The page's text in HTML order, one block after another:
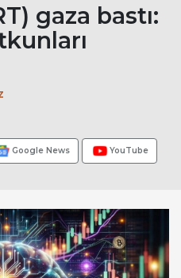
gaza bastı:
Google News YouTube